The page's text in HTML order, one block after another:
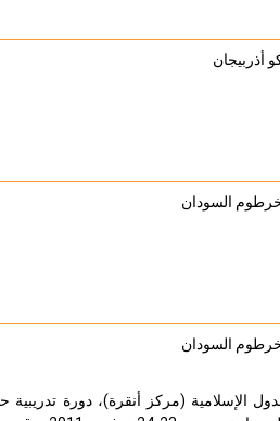
أذربيجان
السودان
السودان
الإسلامية (مركز أنقرة)، دورة تدريبية